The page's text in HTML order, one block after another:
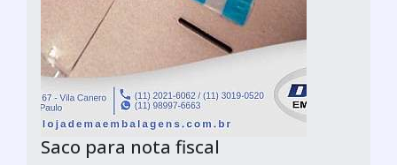
Saco para nota fiscal